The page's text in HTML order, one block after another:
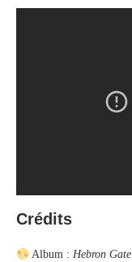
Crédits
Album : Hebron Gate